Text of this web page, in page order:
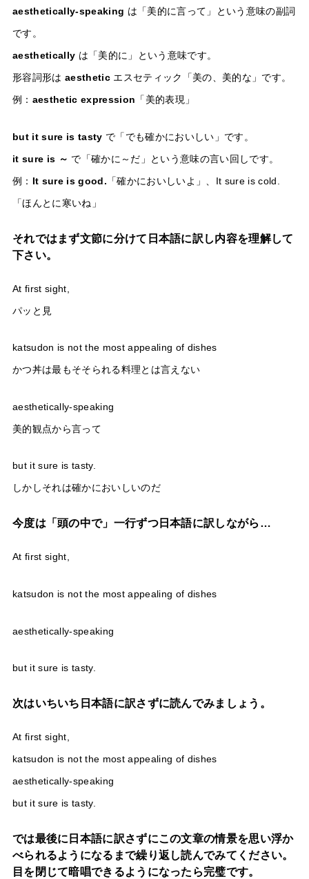
aesthetically-speaking は「美的に言って」という意味の副詞
です。
aesthetically は「美的に」という意味です。
形容詞形は aestheticエスセティック「美の、美的な」です。
例： aesthetic expression 「美的表現」
but it sure is tasty で「でも確かにおいしい」です。
it sure is ～ で「確かに～だ」という意味の言い回しです。
例： It sure is good. 「確かにおいしいよ」、It sure is cold.
「ほんとに寒いね」
それではまず文節に分けて日本語に訳し内容を理解して
下さい。
At first sight,
パッと見
katsudon is not the most appealing of dishes
かつ丼は最もそそられる料理とは言えない
aesthetically-speaking
美的観点から言って
but it sure is tasty.
しかしそれは確かにおいしいのだ
今度は「頭の中で」一行ずつ日本語に訳しながら…
At first sight,
katsudon is not the most appealing of dishes
aesthetically-speaking
but it sure is tasty.
次はいちいち日本語に訳さずに読んでみましょう。
At first sight,
katsudon is not the most appealing of dishes
aesthetically-speaking
but it sure is tasty.
では最後に日本語に訳さずにこの文章の情景を思い浮か
べられるようになるまで繰り返し読んでみてください。
目を閉じて暗唱できるようになったら完璧です。